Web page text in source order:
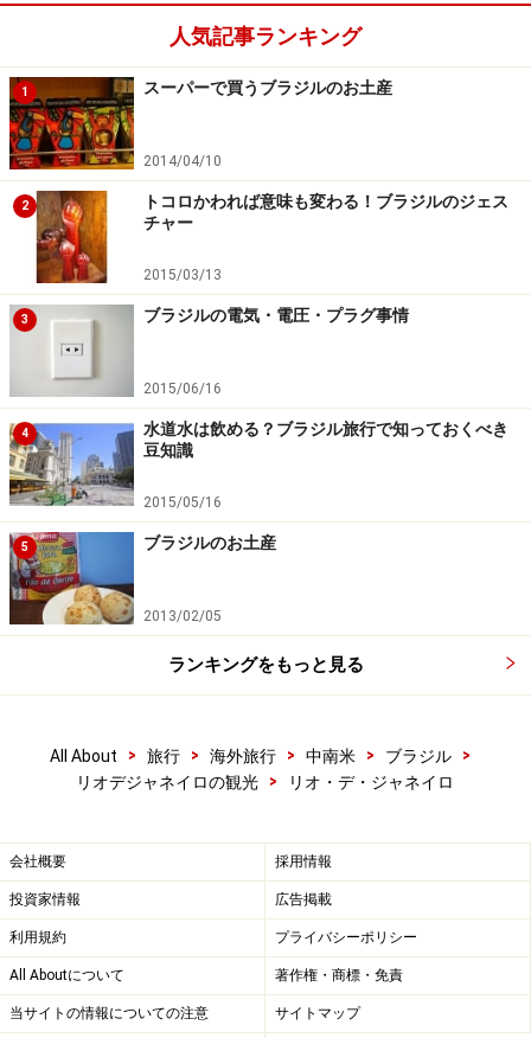
国内線専用の空港で、特にサンパウロ市内のコンゴーニ
ャス空港との間には、「空の架け橋（ポンチ・アエリ
ア）」と呼ばれるシャトル便が頻繁に運行しています。
例えば、サンパウロへ入りリオへ向かう、イグアスから
リオへ向かう、といった場合は、こちらの空港の方が便
利かもしれません。
また、サンパウロ＝リオ間は、長距離バスも数多く出て
います。所要時間は、6時間ほどです。深夜バスを利用
するなら、安全面でも快適さでも、毛布付きのグレード
の高いバスの利用をお勧めします。
サンパウロ＝リオ間は、車でも行けますが、治安のよく
ないエリアを通るので、不慣れな旅行者にはお勧めしま
せん。
日本からのアクセスについて、更に詳しく知りたい方
は、こちら＞＞＞
※記事内容は執筆時点のものです。最新の内容をご確認くださ
※海外を訪れる際には最新情報の入手に努め、「
ホームページ」を確認するなど、安全確保に十分注意を払ってく
人気記事ランキング
1 スーパーで買うブラジルのお土産
2014/04/10
2
トコロかわれば意味も変わる！ブラジルのジェス
チャー
2015/03/13
3 ブラジルの電気・電圧・プラグ事情
2015/06/16
4
水道水は飲める？ブラジル旅行で知っておくべき
豆知識
2015/05/16
5 ブラジルのお土産
2013/02/05
ランキングをもっと見る
All About > 旅行 > 海外旅行 > 中南米 > ブラジル
>
リオデジャネイロの観光
> リオ・デ・ジャネイロ
会社概要 採用情報
投資家情報 広告掲載
利用規約 プライバシーポリシー
All Aboutについて 著作権・商標・免責
当サイトの情報についての注意 サイトマップ